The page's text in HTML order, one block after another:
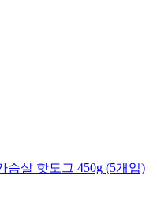
슴살 핫도그 450g (5개입)